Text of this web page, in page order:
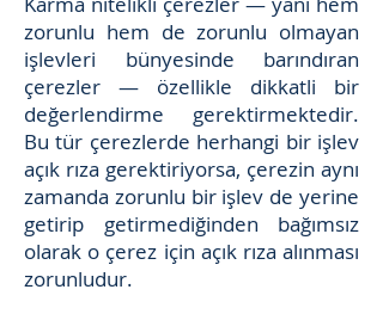
zorunlu hem de zorunlu olmayan
işlevleri bünyesinde barındıran
çerezler — özellikle dikkatli bir
değerlendirme gerektirmektedir.
Bu tür çerezlerde herhangi bir işlev
açık rıza gerektiriyorsa, çerezin aynı
zamanda zorunlu bir işlev de yerine
getirip getirmediğinden bağımsız
olarak o çerez için açık rıza alınması
zorunludur.